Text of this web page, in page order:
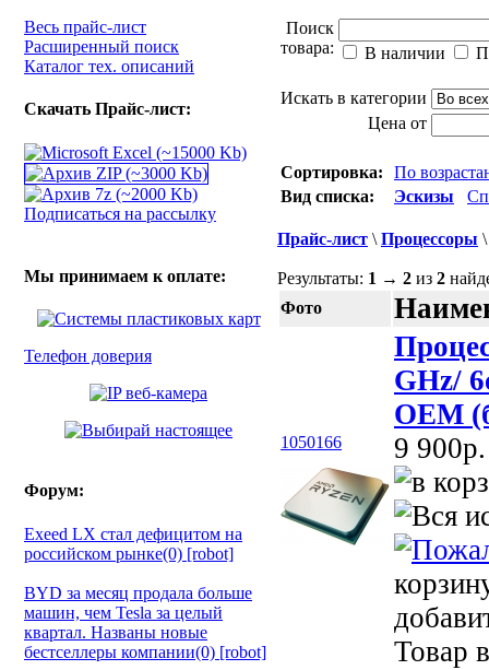
Весь прайс-лист
Расширенный поиск
Каталог тех. описаний
Скачать Прайс-лист:
Подписаться на рассылку
Мы принимаем к оплате:
Телефон доверия
Форум:
Exeed LX стал дефицитом на
российском рынке(0) [robot]
BYD за месяц продала больше
машин, чем Tesla за целый
квартал. Названы новые
бестселлеры компании(0) [robot]
Поиск
товара:
В наличии
Искать в категории
Цена от
Сортировка:
По
Вид списка:
Эскизы
Прайс-лист \Процессоры
Результаты: 1 → 2 из 2
Фото
1050166
GHz/
OEM
9 900p.
Товар